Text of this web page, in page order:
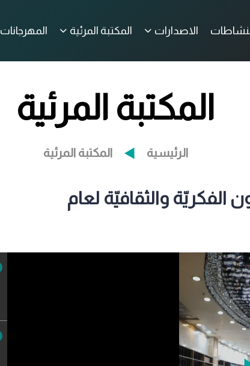
الاصدارات المكتبة المرئية المهرجانات
المكتبة المرئية
الرئيسية المكتبة المرئية
الفكريّة والثقافيّة لعام